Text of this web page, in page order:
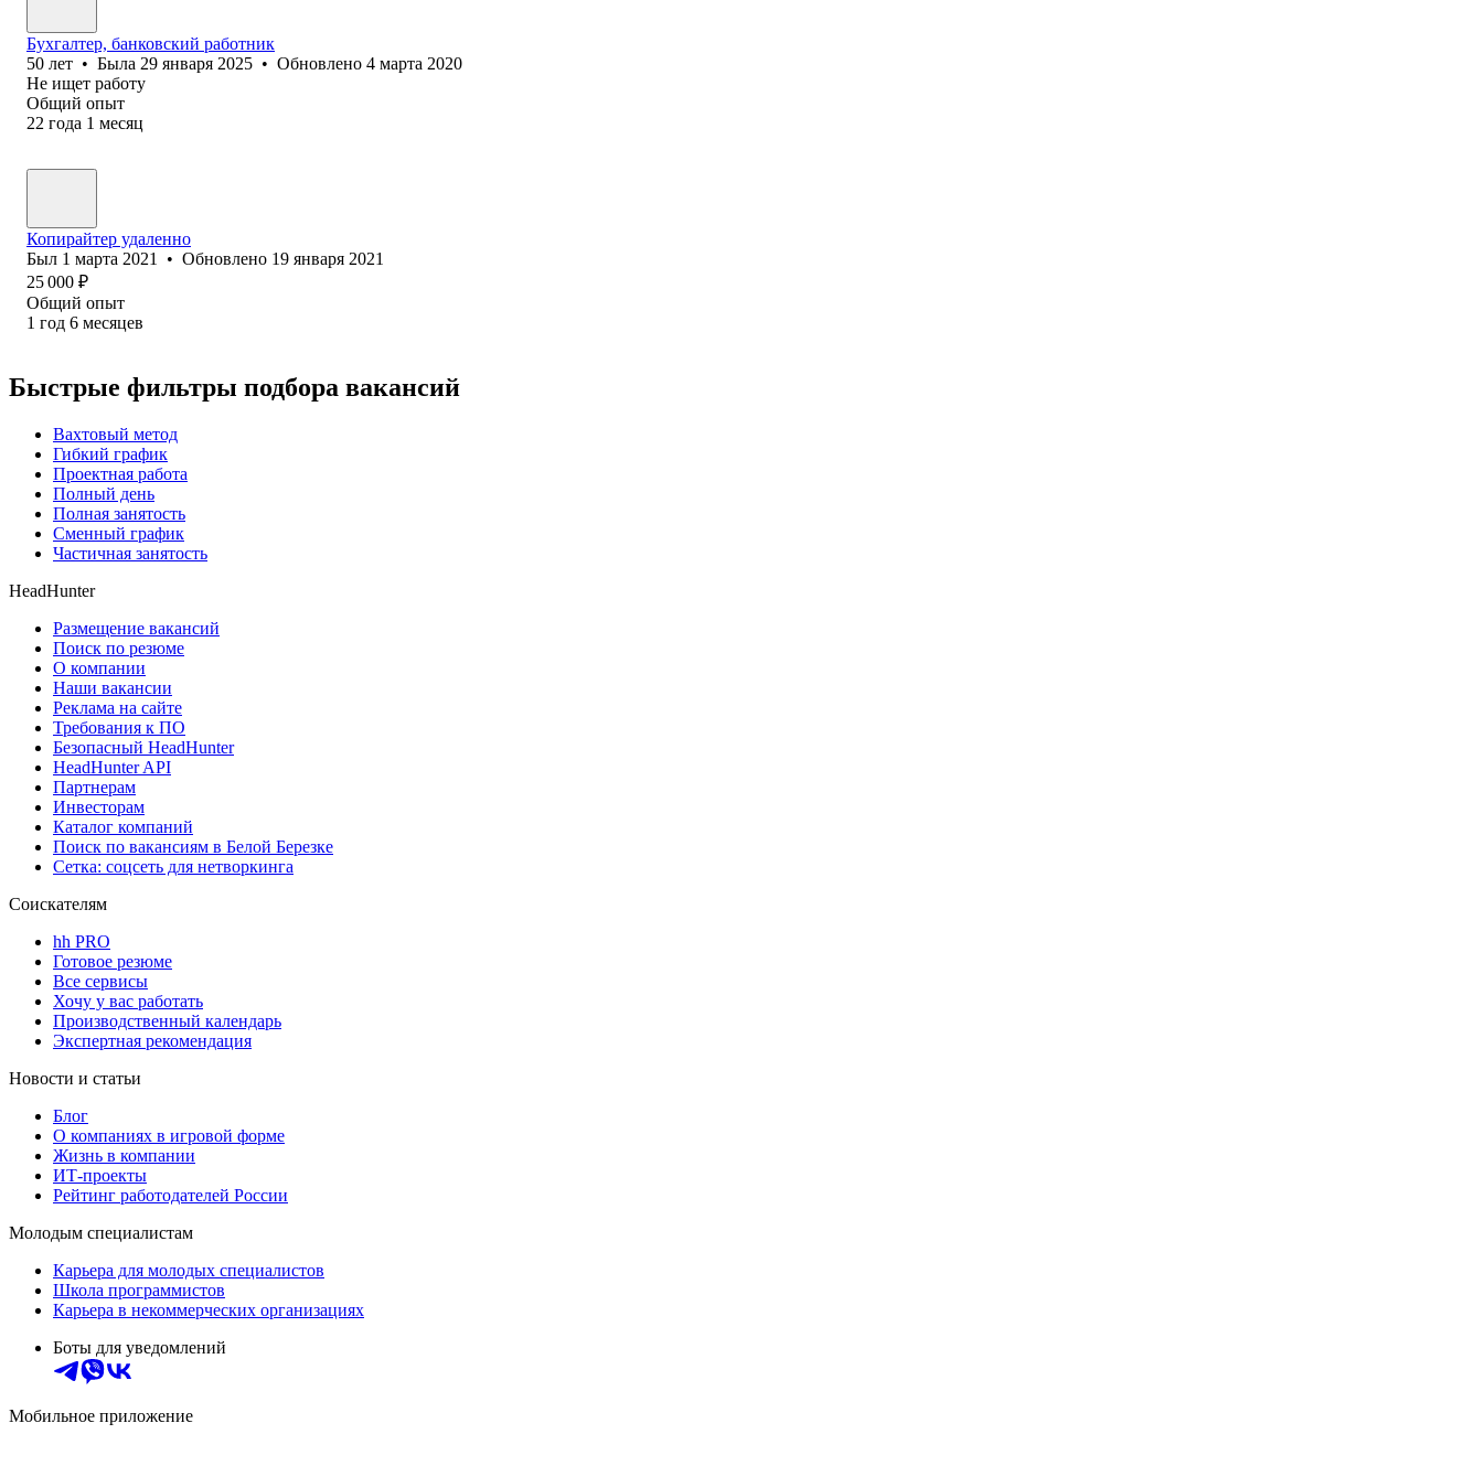
Бухгалтер, банковский работник
50 лет • Была 29 января 2025 • Обновлено 4 марта 2020
Не ищет работу
Общий опыт
22 года 1 месяц
Копирайтер удаленно
Был 1 марта 2021 • Обновлено 19 января 2021
25 000 ₽
Общий опыт
1 год 6 месяцев
Быстрые фильтры подбора вакансий
Вахтовый метод
Гибкий график
Проектная работа
Полный день
Полная занятость
Сменный график
Частичная занятость
HeadHunter
Размещение вакансий
Поиск по резюме
О компании
Наши вакансии
Реклама на сайте
Требования к ПО
Безопасный HeadHunter
HeadHunter API
Партнерам
Инвесторам
Каталог компаний
Поиск по вакансиям в Белой Березке
Сетка: соцсеть для нетворкинга
Соискателям
hh PRO
Готовое резюме
Все сервисы
Хочу у вас работать
Производственный календарь
Экспертная рекомендация
Новости и статьи
Блог
О компаниях в игровой форме
Жизнь в компании
ИТ-проекты
Рейтинг работодателей России
Молодым специалистам
Карьера для молодых специалистов
Школа программистов
Карьера в некоммерческих организациях
Боты для уведомлений
Мобильное приложение